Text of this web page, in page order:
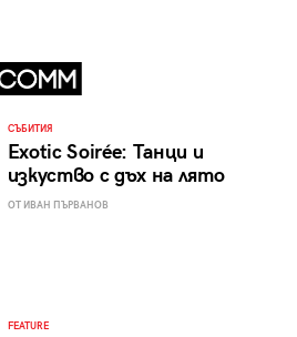
СЪБИТИЯ
Exotic Soirée: Танци и
изкуство с дъх на лято
ОТ ИВАН ПЪРВАНОВ
FEATURE